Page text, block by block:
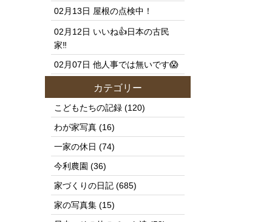
02月13日 屋根の点検中！
02月12日 いいね👍日本の古民
家‼️
02月07日 他人事では無いです😱
カテゴリー
こどもたちの記録 (120)
わが家写真 (16)
一家の休日 (74)
今利農園 (36)
家づくりの日記 (685)
家の写真集 (15)